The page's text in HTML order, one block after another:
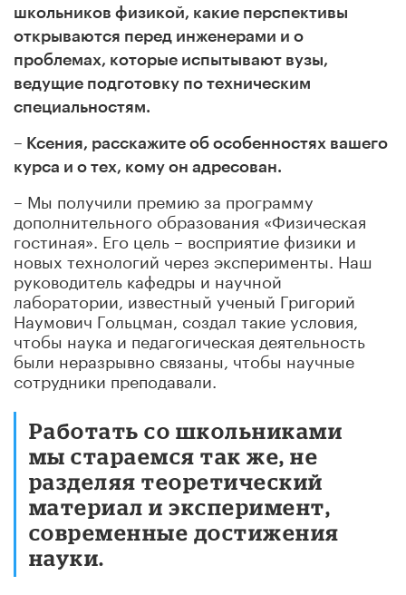
школьников физикой, какие перспективы
открываются перед инженерами и о
проблемах, которые испытывают вузы,
ведущие подготовку по техническим
специальностям.
– Ксения, расскажите об особенностях вашего
курса и о тех, кому он адресован.
– Мы получили премию за программу
дополнительного образования «Физическая
гостиная». Его цель – восприятие физики и
новых технологий через эксперименты. Наш
руководитель кафедры и научной
лаборатории, известный ученый Григорий
Наумович Гольцман, создал такие условия,
чтобы наука и педагогическая деятельность
были неразрывно связаны, чтобы научные
сотрудники преподавали.
Работать со школьниками
мы стараемся так же, не
разделяя теоретический
материал и эксперимент,
современные достижения
науки.